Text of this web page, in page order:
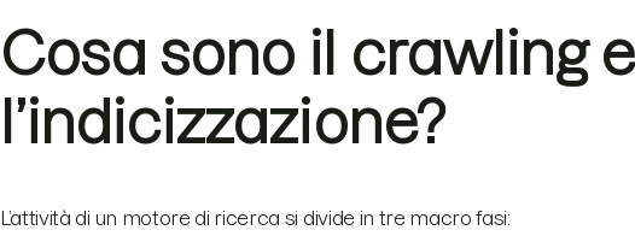
Cosa sono il crawling e
l’indicizzazione?
L’attività di un motore di ricerca si divide in tre macro fasi: